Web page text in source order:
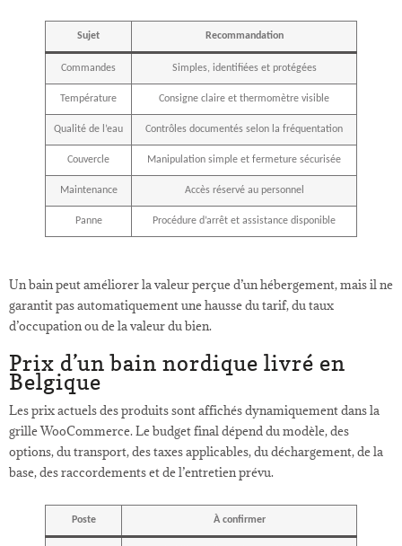
Sujet Recommandation
Commandes Simples, identifiées et protégées
Température Consigne claire et thermomètre visible
Qualité de l’eau Contrôles documentés selon la fréquentation
Couvercle Manipulation simple et fermeture sécurisée
Maintenance Accès réservé au personnel
Panne Procédure d’arrêt et assistance disponible
Un bain peut améliorer la valeur perçue d’un hébergement, mais il ne
garantit pas automatiquement une hausse du tarif, du taux
d’occupation ou de la valeur du bien.
Prix d’un bain nordique livré en
Belgique
Les prix actuels des produits sont affichés dynamiquement dans la
grille WooCommerce. Le budget final dépend du modèle, des
options, du transport, des taxes applicables, du déchargement, de la
base, des raccordements et de l’entretien prévu.
Poste À confirmer